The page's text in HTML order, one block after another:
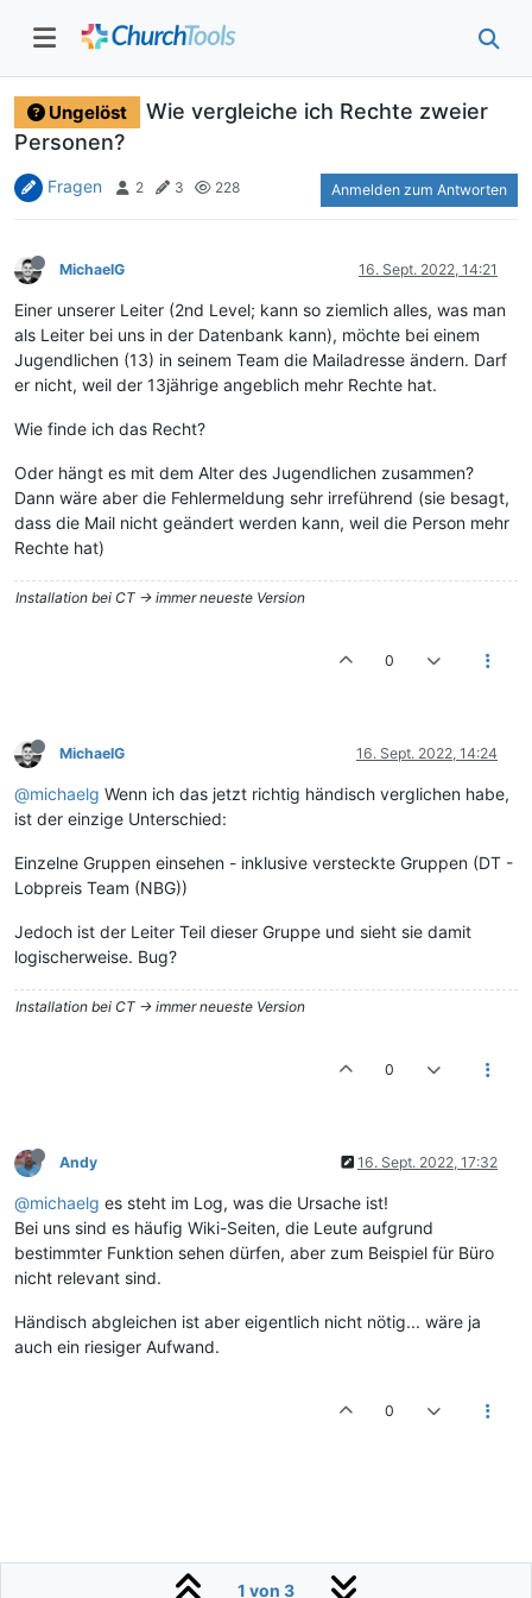
Ungelöst
Wie vergleiche ich Rechte zweier
Personen?
Fragen 2 3 228 Anmelden zum Antworten
MichaelG 16. Sept. 2022, 14:21
Einer unserer Leiter (2nd Level; kann so ziemlich alles, was man
als Leiter bei uns in der Datenbank kann), möchte bei einem
Jugendlichen (13) in seinem Team die Mailadresse ändern. Darf
er nicht, weil der 13jährige angeblich mehr Rechte hat.
Wie finde ich das Recht?
Oder hängt es mit dem Alter des Jugendlichen zusammen?
Dann wäre aber die Fehlermeldung sehr irreführend (sie besagt,
dass die Mail nicht geändert werden kann, weil die Person mehr
Rechte hat)
Installation bei CT -> immer neueste Version
0
MichaelG 16. Sept. 2022, 14:24
@michaelg Wenn ich das jetzt richtig händisch verglichen habe,
ist der einzige Unterschied:
Einzelne Gruppen einsehen - inklusive versteckte Gruppen (DT -
Lobpreis Team (NBG))
Jedoch ist der Leiter Teil dieser Gruppe und sieht sie damit
logischerweise. Bug?
Installation bei CT -> immer neueste Version
0
Andy 16. Sept. 2022, 17:32
@michaelg es steht im Log, was die Ursache ist!
Bei uns sind es häufig Wiki-Seiten, die Leute aufgrund
bestimmter Funktion sehen dürfen, aber zum Beispiel für Büro
nicht relevant sind.
Händisch abgleichen ist aber eigentlich nicht nötig... wäre ja
auch ein riesiger Aufwand.
0
1 von 3